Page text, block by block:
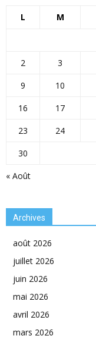
L M
« Août
2
3
9
10
16
17
23
24
30
Archives
août 2026
juillet 2026
juin 2026
mai 2026
avril 2026
mars 2026